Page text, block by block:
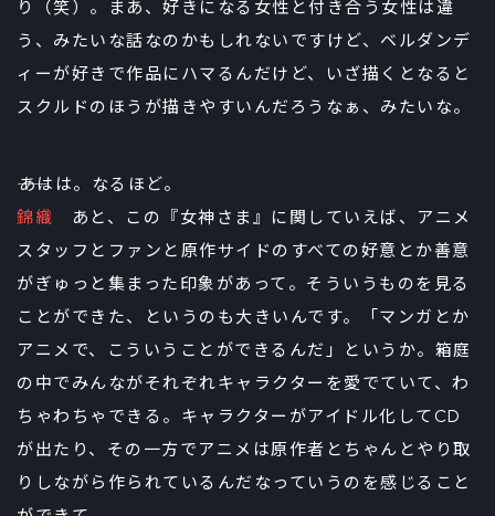
り（笑）。まあ、好きになる女性と付き合う女性は違
う、みたいな話なのかもしれないですけど、ベルダンデ
ィーが好きで作品にハマるんだけど、いざ描くとなると
スクルドのほうが描きやすいんだろうなぁ、みたいな。
――あはは。なるほど。
錦織 あと、この『女神さま』に関していえば、アニメ
スタッフとファンと原作サイドのすべての好意とか善意
がぎゅっと集まった印象があって。そういうものを見る
ことができた、というのも大きいんです。「マンガとか
アニメで、こういうことができるんだ」というか。箱庭
の中でみんながそれぞれキャラクターを愛でていて、わ
ちゃわちゃできる。キャラクターがアイドル化してCD
が出たり、その一方でアニメは原作者とちゃんとやり取
りしながら作られているんだなっていうのを感じること